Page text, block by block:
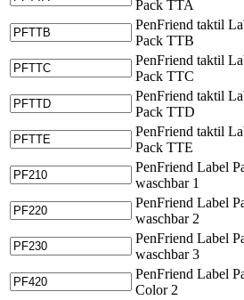
Pack TTA
PenFriend taktil
Pack TTB
PenFriend taktil
Pack TTC
PenFriend taktil
Pack TTD
PenFriend taktil
Pack TTE
PenFriend Label
waschbar 1
PenFriend Label
waschbar 2
PenFriend Label
waschbar 3
PenFriend Label
Color 2